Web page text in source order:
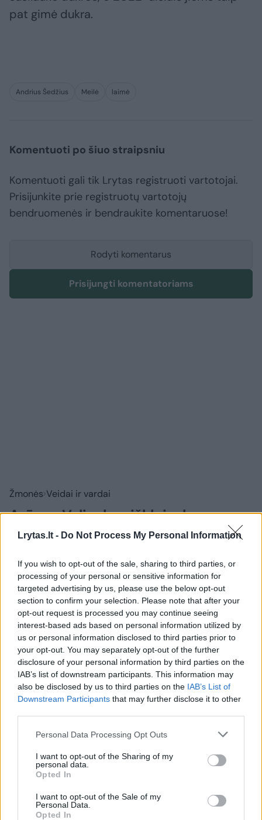
Lrytas.lt - Do Not Process My Personal Information
If you wish to opt-out of the sale, sharing to third parties, or
processing of your personal or sensitive information for
targeted advertising by us, please use the below opt-out
section to confirm your selection. Please note that after your
opt-out request is processed you may continue seeing
interest-based ads based on personal information utilized by
us or personal information disclosed to third parties prior to
your opt-out. You may separately opt-out of the further
disclosure of your personal information by third parties on the
IAB’s list of downstream participants. This information may
also be disclosed by us to third parties on the IAB’s List of
Downstream Participants that may further disclose it to other
Personal Data Processing Opt Outs
I want to opt-out of the Sharing of my
personal data.
Opted In
I want to opt-out of the Sale of my
Personal Data.
Opted In
pat gimė dukra.
Andrius Šedžius Meilė laimė
Komentuoti po šiuo straipsniu
Komentuoti gali tik Lrytas registruoti vartotojai.
Prisijunkite prie registruotų vartotojų
bendruomenės ir bendraukite komentaruose!
Rodyti komentarus
Prisijungti komentatoriams
Žmonės Veidai ir vardai
Arūnas Valinskas išklojo, ką mano
apie Oksanos Pikul ir Dominyko
2026 m. rugpjūčio 6 d. 18:21
Lrytas.lt
Pastarosiomis dienomis socialiniuose
tinkluose netyla kalbos apie verslininkės,
vizažistės Oksanos Pikul (42 m.) ir
kovotojo Dominyko Dirksčio (24 m.)
poros išsiskyrimą išsakė televizijos laidų
vedėjas, prodiuseris Arūnas Valinskas (59